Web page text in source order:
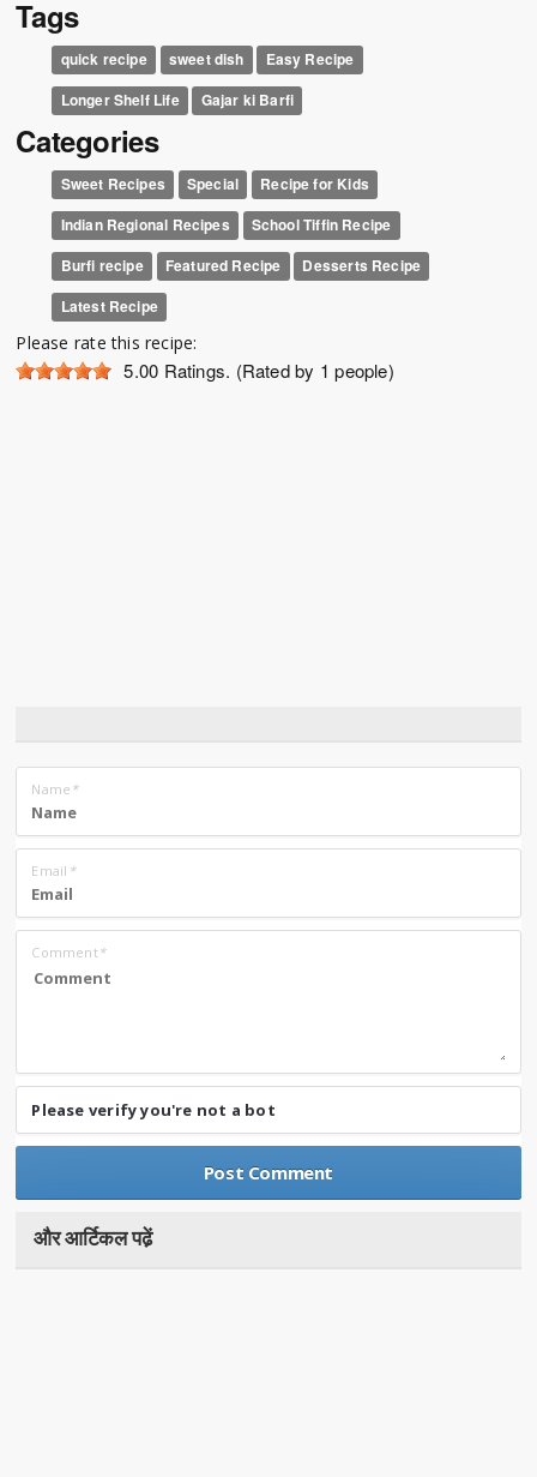
Tags
quick recipe sweet dish
Easy Recipe
Longer Shelf Life
Gajar ki Barfi
Categories
Sweet Recipes Special
Recipe for Kids
Indian Regional Recipes
School Tiffin Recipe
Burfi recipe
Featured Recipe
Desserts Recipe
Latest Recipe
Please rate this recipe:
5.00 Ratings. (Rated by 1 people)
Name *
Email *
Comment*
Please verify you're not a bot
और आर्टिकल पढे़ं